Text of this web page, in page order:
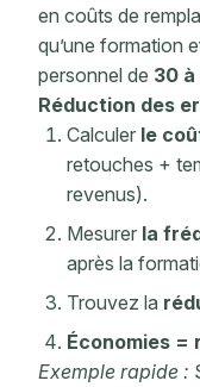
en coûts de
qu’une formation
personnel de 30 à
Réduction des
Calculer le
retouches +
revenus).
Mesurer la
après la
Trouvez la
Économies =
Exemple rapide :